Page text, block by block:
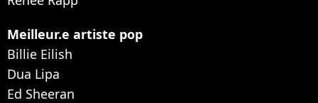
Meilleur.e artiste pop
Billie Eilish
Dua Lipa
Ed Sheeran